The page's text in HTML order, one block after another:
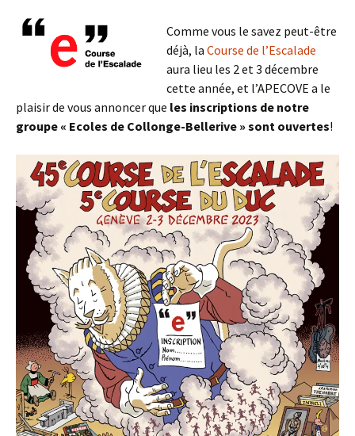
Comme vous le savez peut-être
déjà, la Course de l’Escalade
aura lieu les 2 et 3 décembre
cette année, et l’APECOVE a le
plaisir de vous annoncer que les inscriptions de notre
groupe « Ecoles de Collonge-Bellerive » sont ouvertes!